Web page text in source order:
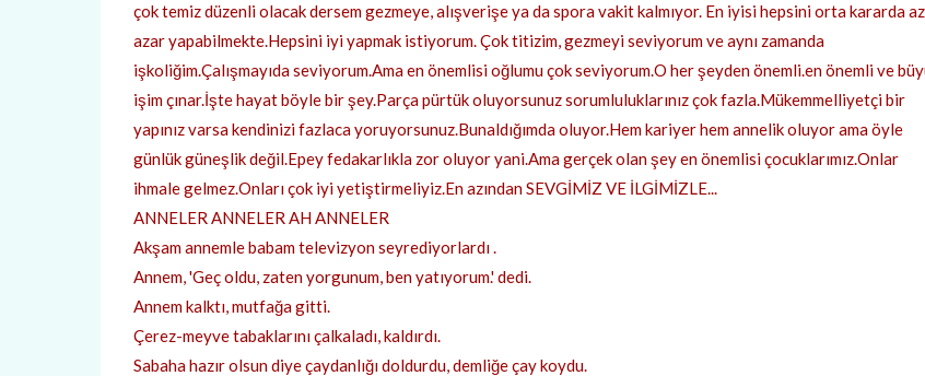
çok temiz düzenli olacak dersem gezmeye, alışverişe ya da spora vakit kalmıyor. En iyisi hepsini orta kararda
azar yapabilmekte.Hepsini iyi yapmak istiyorum. Çok titizim, gezmeyi seviyorum ve aynı zamanda
işkoliğim.Çalışmayıda seviyorum.Ama en önemlisi oğlumu çok seviyorum.O her şeyden önemli.en önemli ve
işim çınar.İşte hayat böyle bir şey.Parça pürtük oluyorsunuz sorumluluklarınız çok fazla.Mükemmelliyetçi bir
yapınız varsa kendinizi fazlaca yoruyorsunuz.Bunaldığımda oluyor.Hem kariyer hem annelik oluyor ama öyle
günlük güneşlik değil.Epey fedakarlıkla zor oluyor yani.Ama gerçek olan şey en önemlisi çocuklarımız.Onlar
ihmale gelmez.Onları çok iyi yetiştirmeliyiz.En azından SEVGİMİZ VE İLGİMİZLE...
ANNELER ANNELER AH ANNELER
Akşam annemle babam televizyon seyrediyorlardı .
Annem, 'Geç oldu, zaten yorgunum, ben yatıyorum.' dedi.
Annem kalktı, mutfağa gitti.
Çerez-meyve tabaklarını çalkaladı, kaldırdı.
Sabaha hazır olsun diye çaydanlığı doldurdu, demliğe çay koydu.